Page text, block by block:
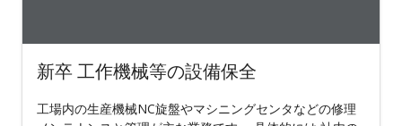
新卒 工作機械等の設備保全
工場内の生産機械NC旋盤やマシニングセンタなどの修理